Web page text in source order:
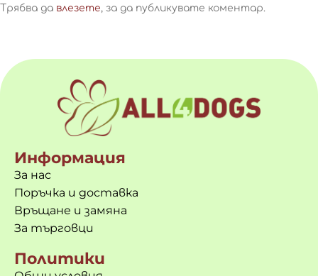
Трябва да влезете, за да публикувате коментар.
Информация
За нас
Поръчка и доставка
Връщане и замяна
За търговци
Политики